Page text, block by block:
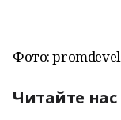
Фото:
Читайте нас